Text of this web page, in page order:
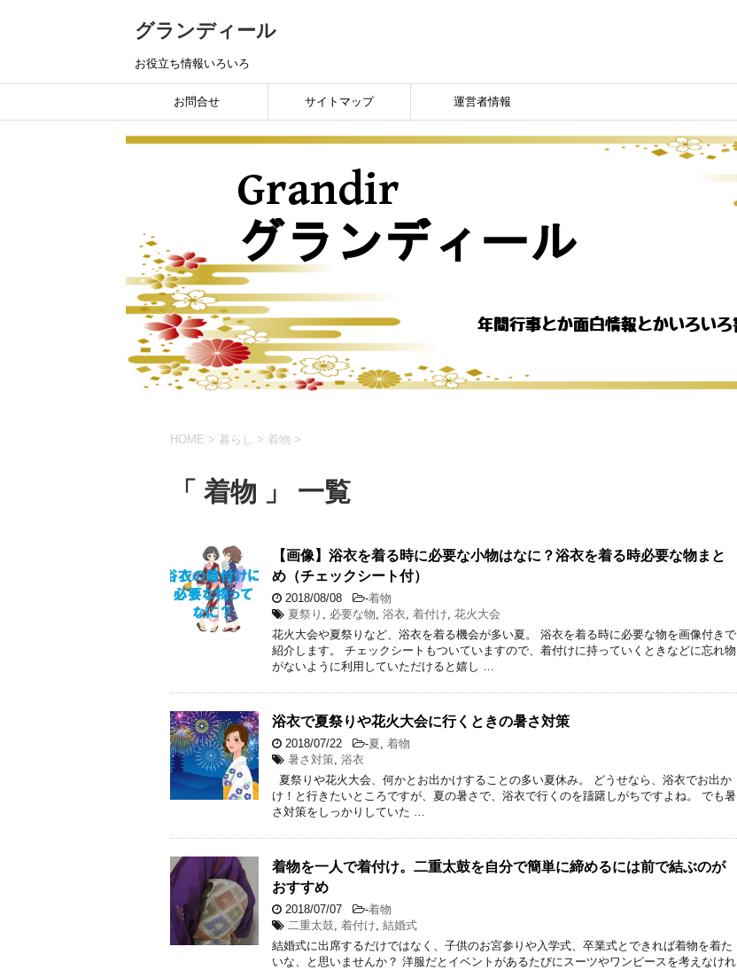
グランディール
お役立ち情報いろいろ
お問合せ サイトマップ 運営者情報
HOME > 暮らし > 着物 >
「 着物 」 一覧
【画像】浴衣を着る時に必要な小物はなに？浴衣を着る時必要な物まと
め（チェックシート付）
2018/08/08 -着物
夏祭り , 必要な物, 浴衣, 着付け, 花火大会
花火大会や夏祭りなど、浴衣を着る機会が多い夏。 浴衣を着る時に必要な物を画像付きで
紹介します。 チェックシートもついていますので、着付けに持っていくときなどに忘れ物
がないように利用していただけると嬉し …
浴衣で夏祭りや花火大会に行くときの暑さ対策
2018/07/22 -夏, 着物
暑さ対策, 浴衣
夏祭りや花火大会、何かとお出かけすることの多い夏休み。 どうせなら、浴衣でお出か
け！と行きたいところですが、夏の暑さで、浴衣で行くのを躊躇しがちですよね。 でも暑
さ対策をしっかりしていた …
着物を一人で着付け。二重太鼓を自分で簡単に締めるには前で結ぶのが
おすすめ
2018/07/07 -着物
二重太鼓, 着付け, 結婚式
結婚式に出席するだけではなく、子供のお宮参りや入学式、卒業式とできれば着物を着た
いな、と思いませんか？ 洋服だとイベントがあるたびにスーツやワンピースを考えなけれ